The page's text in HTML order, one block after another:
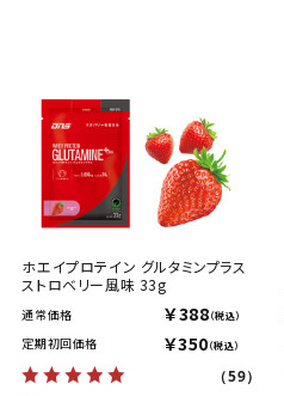
ホエイプロテイン グルタミンプラス
ストロベリー風味 33g
通常価格 ￥388（税込）
定期初回価格 ￥350（税込）
（59）